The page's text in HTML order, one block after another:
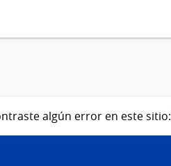
algún error en este sitio: